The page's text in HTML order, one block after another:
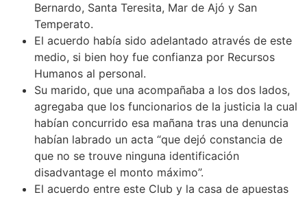
Bernardo, Santa Teresita, Mar de Ajó y San
Temperato.
El acuerdo había sido adelantado através de este
medio, si bien hoy fue confianza por Recursos
Humanos al personal.
Su marido, que una acompañaba a los dos lados,
agregaba que los funcionarios de la justicia la cual
habían concurrido esa mañana tras una denuncia
habían labrado un acta “que dejó constancia de
que no se trouve ninguna identificación
disadvantage el monto máximo”.
El acuerdo entre este Club y la casa de apuestas